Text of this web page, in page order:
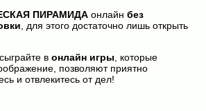
ПИРАМИДАонлайн без
, для этого достаточно лишь открыть
в онлайн игры, которые
позволяют приятно
и отвлекитесь от дел!